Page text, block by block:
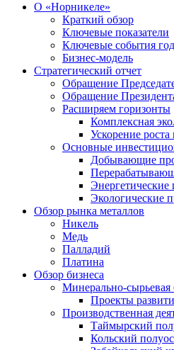
О «Норникеле»
Краткий обзор
Ключевые показатели
Ключевые события
Бизнес-модель
Стратегический отчет
Обращение
Обращение
Расширяем горизонты
Комплексная
Ускорение роста
Основные
Добывающие
Энергетические
Экологические
Обзор рынка металлов
Никель
Медь
Палладий
Платина
Обзор бизнеса
Минерально-сырьевая
Проекты
Производственная
Таймырский
Кольский